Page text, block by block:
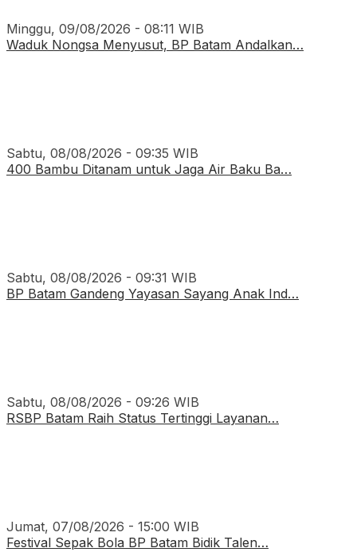
Minggu, 09/08/2026 - 08:11 WIB
Waduk Nongsa Menyusut, BP Batam Andalkan…
Sabtu, 08/08/2026 - 09:35 WIB
400 Bambu Ditanam untuk Jaga Air Baku Ba…
Sabtu, 08/08/2026 - 09:31 WIB
BP Batam Gandeng Yayasan Sayang Anak Ind…
Sabtu, 08/08/2026 - 09:26 WIB
RSBP Batam Raih Status Tertinggi Layanan…
Jumat, 07/08/2026 - 15:00 WIB
Festival Sepak Bola BP Batam Bidik Talen…